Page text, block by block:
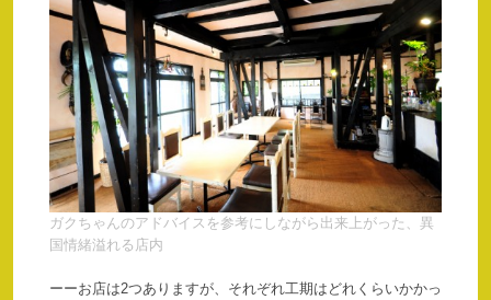
ガクちゃんのアドバイスを参考にしながら出来上がった、異
国情緒溢れる店内
ーーお店は2つありますが、それぞれ工期はどれくらいかかっ